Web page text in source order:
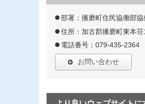
部署：播磨町住民協働部
住所：加古郡播磨町東本
電話番号：079-435-2364
お問い合わせ